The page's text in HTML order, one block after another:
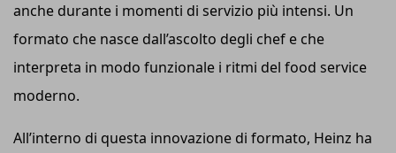
anche durante i momenti di servizio più intensi. Un
formato che nasce dall’ascolto degli chef e che
interpreta in modo funzionale i ritmi del food service
moderno.
All’interno di questa innovazione di formato, Heinz ha